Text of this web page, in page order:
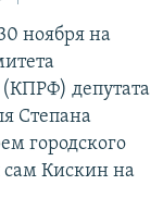
ноября на
депутата
Степана
городского
сам Кискин на